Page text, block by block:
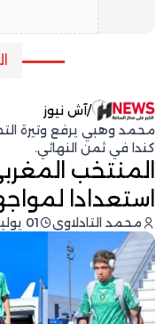
/آش نيوز
محمد وهبي يرفع وتيرة
كندا في ثمن النهائي.
المنتخب
استعدادا
محمد التادلاوي 01 يوليو 2026 - 12:00